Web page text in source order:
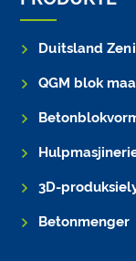
Duitsland
QGM blok
3D-
Betonmenger